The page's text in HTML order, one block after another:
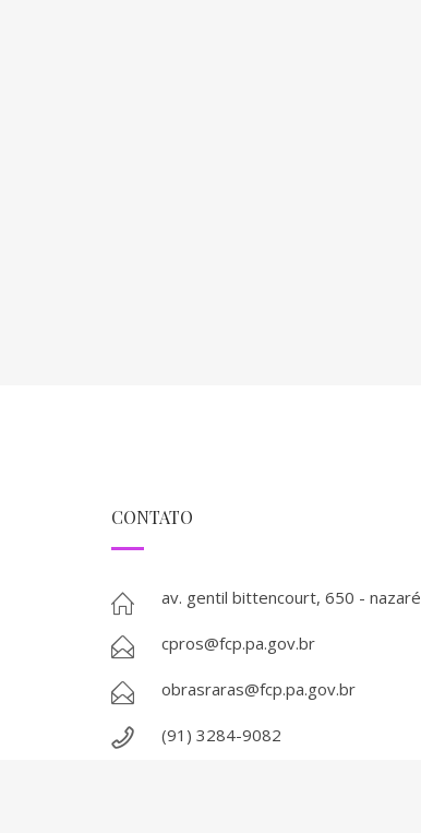
CONTATO
av. gentil bittencourt, 650 - nazaré
cpros@fcp.pa.gov.br
obrasraras@fcp.pa.gov.br
(91) 3284-9082